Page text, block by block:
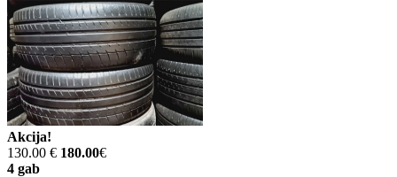
Akcija!
130.00 € 180.00€
4 gab